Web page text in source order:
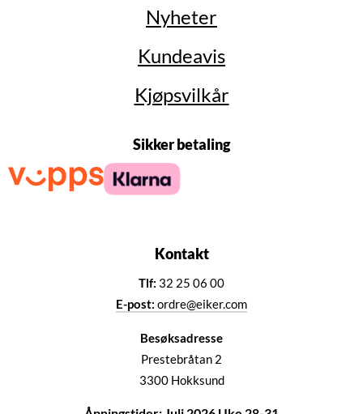
Nyheter
Kundeavis
Kjøpsvilkår
Sikker betaling
Kontakt
Tlf: 32 25 06 00
E-post: ordre@eiker.com
Besøksadresse
Prestebråtan 2
3300 Hokksund